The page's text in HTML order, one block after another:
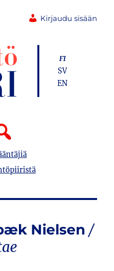
Kirjaudu sisään
FI
SV
EN
Nielsen